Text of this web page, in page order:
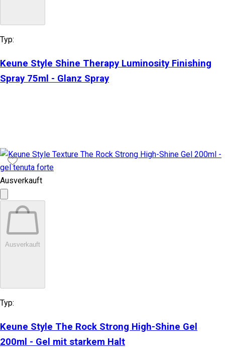
Typ:
Keune Style Shine Therapy Luminosity Finishing
Spray 75ml - Glanz Spray
Ausverkauft
Ausverkauft
Typ:
Keune Style The Rock Strong High-Shine Gel
200ml - Gel mit starkem Halt